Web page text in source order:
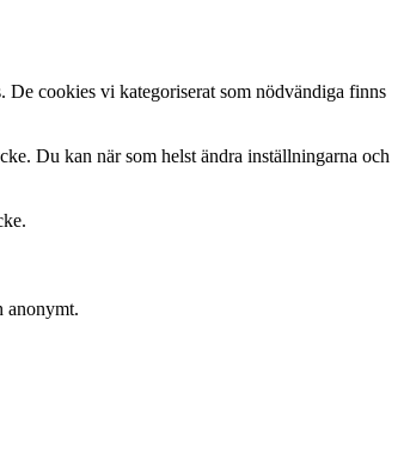
cookies vi kategoriserat som nödvändiga finns
Du kan när som helst ändra inställningarna och
anonymt.